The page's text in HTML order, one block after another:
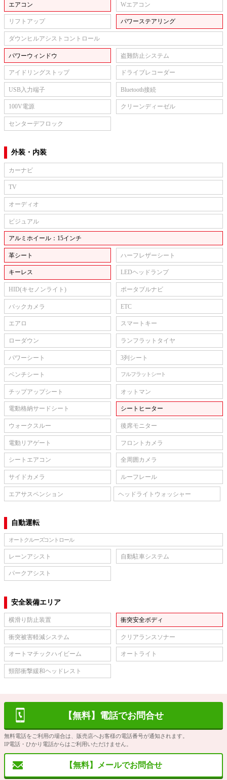
エアコン Wエアコン
リフトアップ パワーステアリング
ダウンヒルアシストコントロール
パワーウィンドウ 盗難防止システム
アイドリングストップ ドライブレコーダー
USB入力端子 Bluetooth接続
100V電源 クリーンディーゼル
センターデフロック
外装・内装
カーナビ
TV
オーディオ
ビジュアル
アルミホイール：15インチ
革シート ハーフレザーシート
キーレス LEDヘッドランプ
HID(キセノンライト) ポータブルナビ
バックカメラ ETC
エアロ スマートキー
ローダウン ランフラットタイヤ
パワーシート 3列シート
ベンチシート フルフラットシート
チップアップシート オットマン
電動格納サードシート シートヒーター
ウォークスルー 後席モニター
電動リアゲート フロントカメラ
シートエアコン 全周囲カメラ
サイドカメラ ルーフレール
エアサスペンション ヘッドライトウォッシャー
自動運転
オートクルーズコントロール
レーンアシスト 自動駐車システム
パークアシスト
安全装備エリア
横滑り防止装置 衝突安全ボディ
衝突被害軽減システム クリアランスソナー
オートマチックハイビーム オートライト
頸部衝撃緩和ヘッドレスト
【無料】電話でお問合せ
無料電話をご利用の場合は、販売店へお客様の電話番号が通知されます。
IP電話・ひかり電話からはご利用いただけません。
【無料】メールでお問合せ